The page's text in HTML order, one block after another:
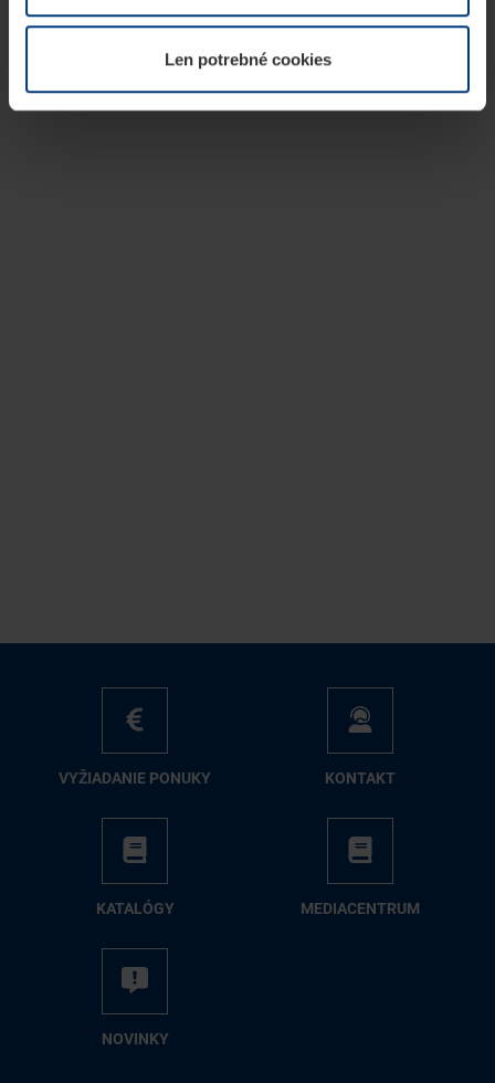
kedykoľvek zmeniť alebo odvolať vo vysvetlení cookie
našej webovej stránky.Len potrebné cookies
VY­ŽIA­DA­NIE PO­NU­KY KON­TAKT
KA­TA­LÓ­GY ME­DIA­CEN­TRUM
NO­VIN­KY